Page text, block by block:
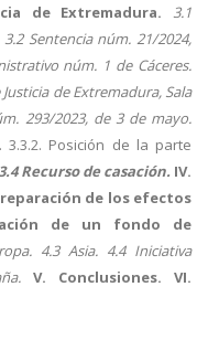
de Extremadura. 3.1
Sentencia núm. 21/2024,
núm. 1 de Cáceres.
de Extremadura, Sala
293/2023, de 3 de mayo.
3.3.2. Posición de la parte
Recurso de casación. IV.
de los efectos
de un fondo de
4.3 Asia. 4.4 Iniciativa
V. Conclusiones. VI.